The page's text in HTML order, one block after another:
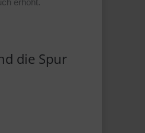
erhöht.
die Spur